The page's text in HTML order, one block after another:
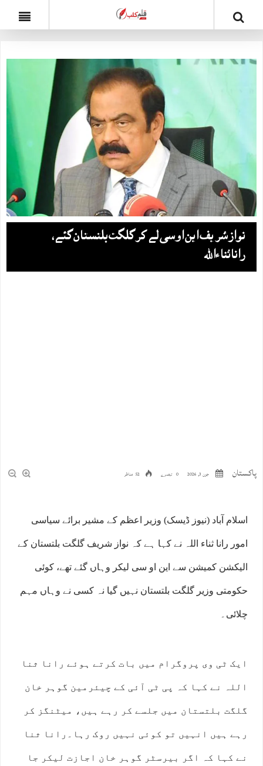
نواز شریف این او سی لے کر گلگت بلتستان گئے،
راناثناءاﷲ
پاکستان جون 3, 2026 0 تبصرے 52 مناظر
اسلام آباد (نیوز ڈیسک) وزیر اعظم کے مشیر برائے سیاسی
امور رانا ثناء اللہ نے کہا ہے کہ نواز شریف گلگت بلتستان کے
الیکشن کمیشن سے این او سی لیکر وہاں گئے تھے، کوئی
حکومتی وزیر گلگت بلتستان نہیں گیا نہ کسی نے وہاں مہم
چلائی۔
ایک ٹی وی پروگرام میں بات کرتے ہوئے رانا ثنا
اللہ نے کہا کہ پی ٹی آئی کے چیئرمین گوہر خان
گلگت بلتستان میں جلسے کر رہے ہیں، میٹنگز کر
رہے ہیں انہیں تو کوئی نہیں روک رہا۔رانا ثنا
نے کہا کہ اگر بیرسٹر گوہر خان اجازت لیکر جا